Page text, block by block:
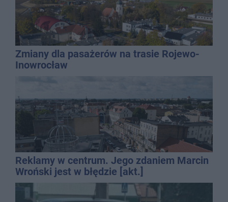
Zmiany dla pasażerów na trasie Rojewo-
Inowrocław
Reklamy w centrum. Jego zdaniem Marcin
Wroński jest w błędzie [akt.]